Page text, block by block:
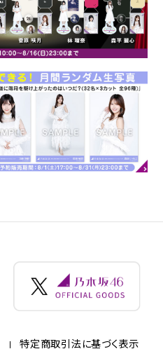
特定商取引法に基づく表示